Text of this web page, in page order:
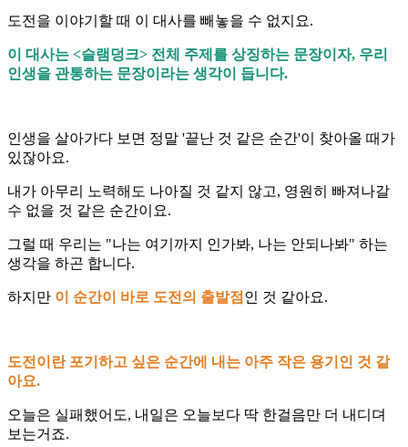
도전을 이야기할 때 이 대사를 빼놓을 수 없지요.
이 대사는 <슬램덩크> 전체 주제를 상징하는 문장이자, 우리
인생을 관통하는 문장이라는 생각이 듭니다.
인생을 살아가다 보면 정말 '끝난 것 같은 순간'이 찾아올 때가
있잖아요.
내가 아무리 노력해도 나아질 것 같지 않고, 영원히 빠져나갈
수 없을 것 같은 순간이요.
그럴 때 우리는 "나는 여기까지 인가봐, 나는 안되나봐" 하는
생각을 하곤 합니다.
하지만 이 순간이 바로 도전의 출발점 인 것 같아요.
도전이란 포기하고 싶은 순간에 내는 아주 작은 용기인 것 같
아요.
오늘은 실패했어도, 내일은 오늘보다 딱 한걸음만 더 내디뎌
보는거죠.